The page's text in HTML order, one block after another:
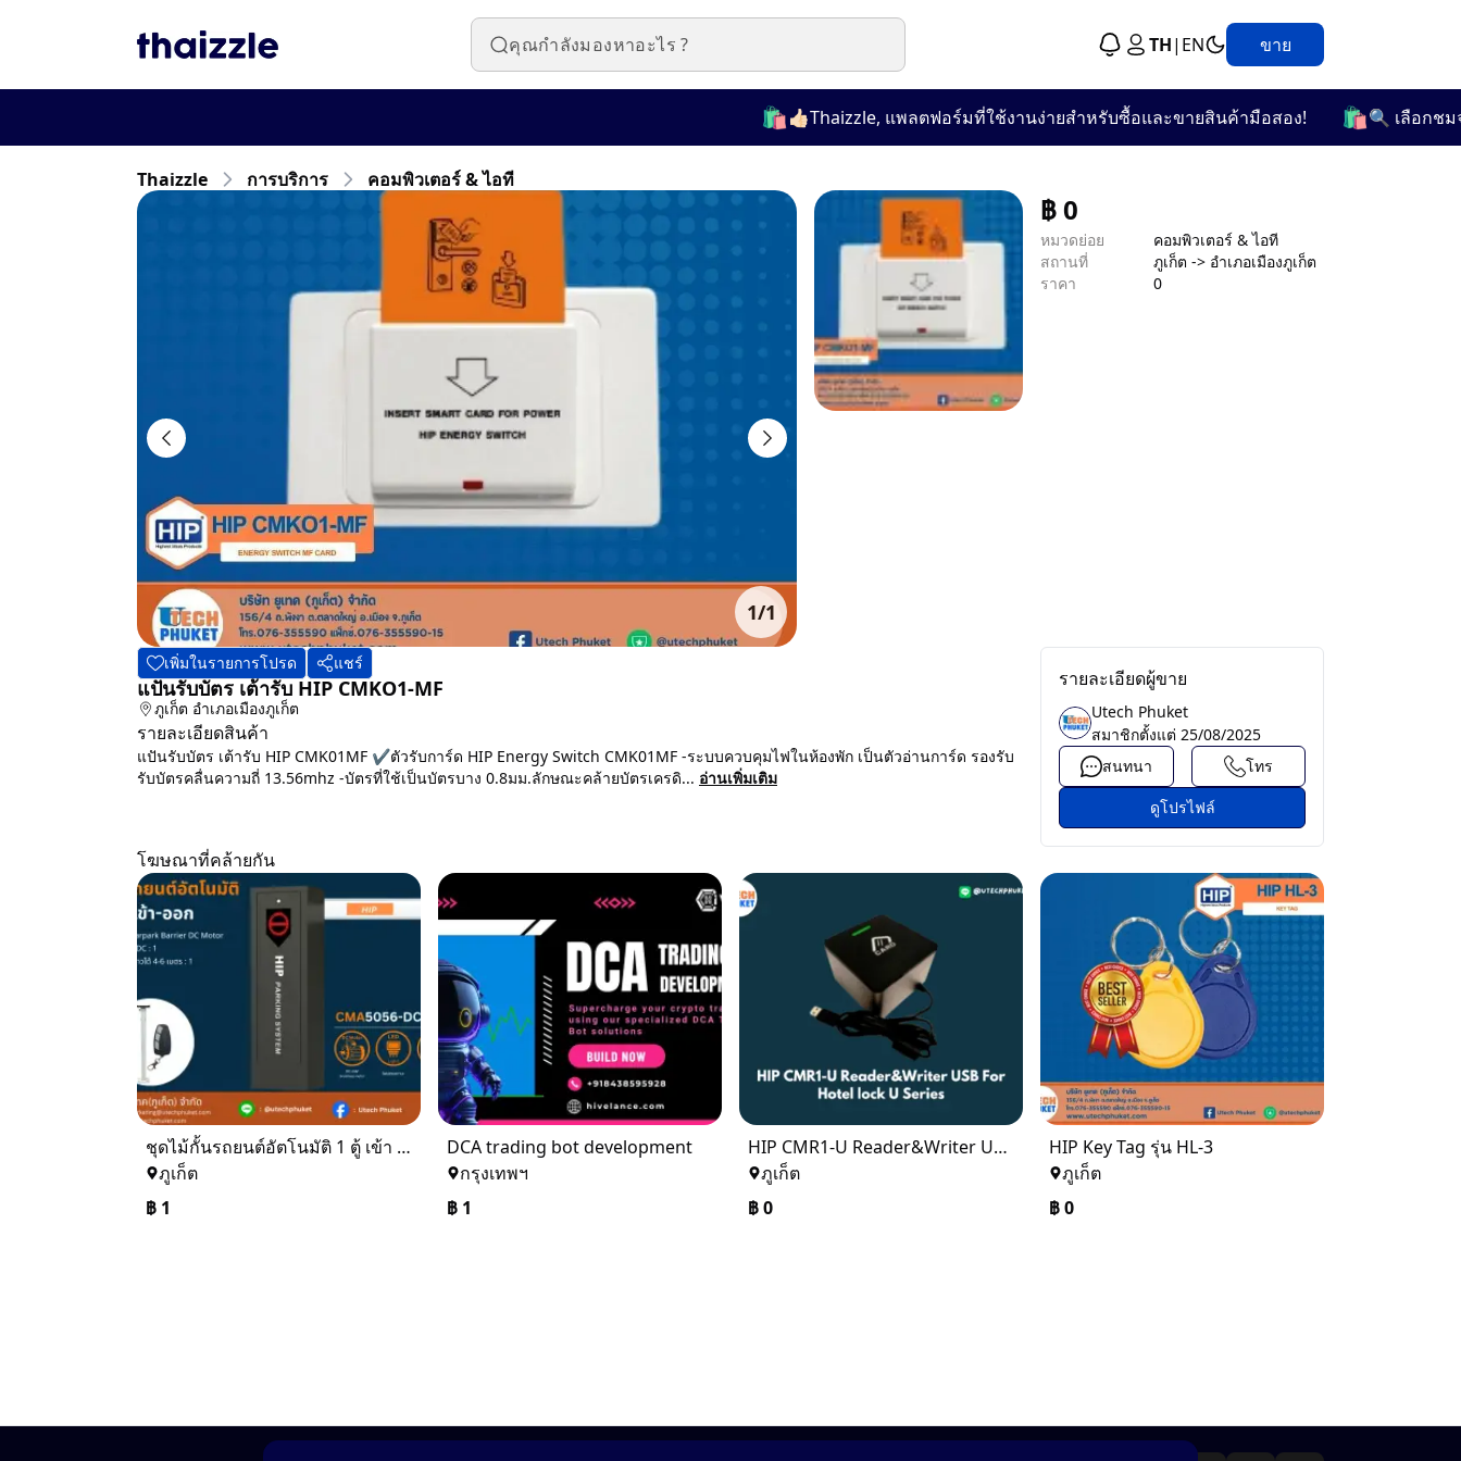
TH| EN ขาย
👍🏻Thaizzle, แพลตฟอร์มที่ใช้งานง่ายสำหรับซื้อและขายสินค้ามือสอง! 🛍️ 🔍 เลือกชมจา
Thaizzle การบริการ คอมพิวเตอร์ & ไอที
1/1
฿0
หมวดย่อย
คอมพิวเตอร์ & ไอที
สถานที่
ภูเก็ต -> อำเภอเมืองภูเก็ต
ราคา
0
เพิ่มในรายการโปรด แชร์
แปันรับบัตร เต้ารับ HIP CMKO1-MF
ภูเก็ต อำเภอเมืองภูเก็ต
รายละเอียดสินค้า
แปันรับบัตร เต้ารับ HIP CMK01MF ✔ตัวรับการ์ด HIP Energy Switch CMK01MF -ระบบควบคุมไฟในห้องพัก เป็นตัวอ่านการ์ด รองรับ
รับบัตรคลื่นความถี่ 13.56mhz -บัตรที่ใช้เป็นบัตรบาง 0.8มม.ลักษณะคล้ายบัตรเครดิ... อ่านเพิ่มเติม
รายละเอียดผู้ขาย
Utech Phuket
สมาชิกตั้งแต่ 25/08/2025
สนทนา
โทร
ดูโปรไฟล์
โฆษณาที่คล้ายกัน
ชุดไม้กั้นรถยนต์อัตโนมัติ 1 ตู้ เข้า - ออก
ภูเก็ต
฿ 1
DCA trading bot development
กรุงเทพฯ
฿ 1
HIP CMR1-U Reader&Writer USB For Hotel lock U Series
ภูเก็ต
฿0
HIP Key Tag รุ่น HL-3
ภูเก็ต
฿0